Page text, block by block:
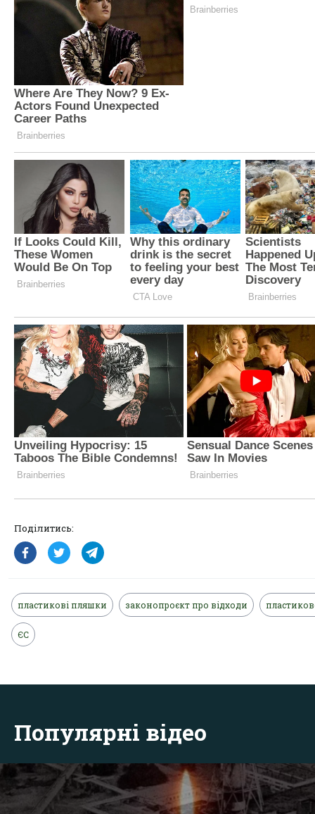
Поділитись:
пластикові пляшки законопроєкт про відходи
ЄС
Популярні відео